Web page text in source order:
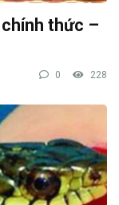
thức –
0 228